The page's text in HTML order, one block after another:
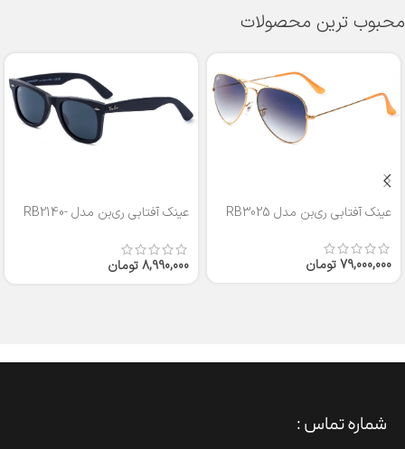
محبوب ترین محصولات
عینک آفتابی ری‌بن مدل RB3025
79,000,000تومان
عینک آفتابی ری‌بن مدل RB2140-
8,990,000تومان
شماره تماس :